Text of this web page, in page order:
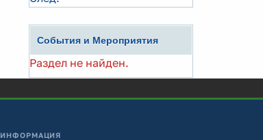
События и Мероприятия
Раздел не найден.
ИНФОРМАЦИЯ